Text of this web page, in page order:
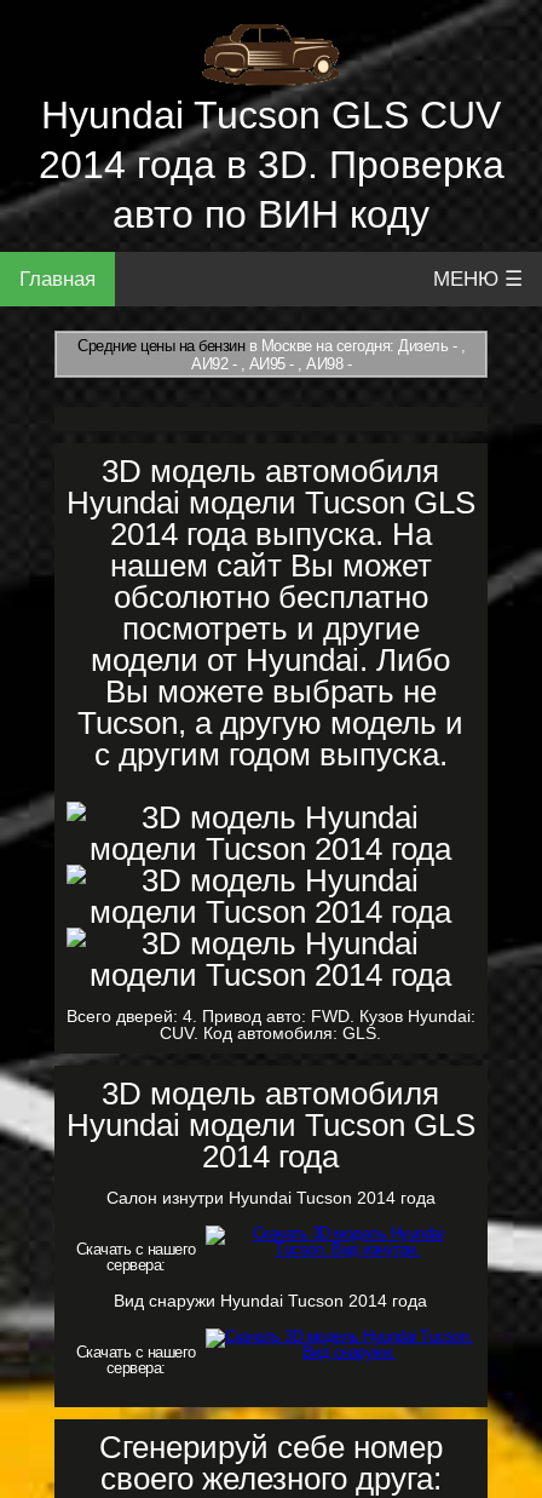
Hyundai Tucson GLS CUV
2014 года в 3D. Проверка
авто по ВИН коду
Главная МЕНЮ ☰
Средние цены на бензинв Москве на сегодня: Дизель - ,
АИ92 - , АИ95 - , АИ98 -
3D модель автомобиля
Hyundai модели Tucson GLS
2014 года выпуска. На
нашем сайт Вы может
обсолютно бесплатно
посмотреть и другие
модели от Hyundai. Либо
Вы можете выбрать не
Tucson, а другую модель и
с другим годом выпуска.
Всего дверей: 4. Привод авто: FWD. Кузов Hyundai:
CUV. Код автомобиля: GLS.
3D модель автомобиля
Hyundai модели Tucson GLS
2014 года
Салон изнутри Hyundai Tucson 2014 года
Скачать с нашего
сервера:
Вид снаружи Hyundai Tucson 2014 года
Скачать с нашего
сервера:
Сгенерируй себе номер
своего железного друга: